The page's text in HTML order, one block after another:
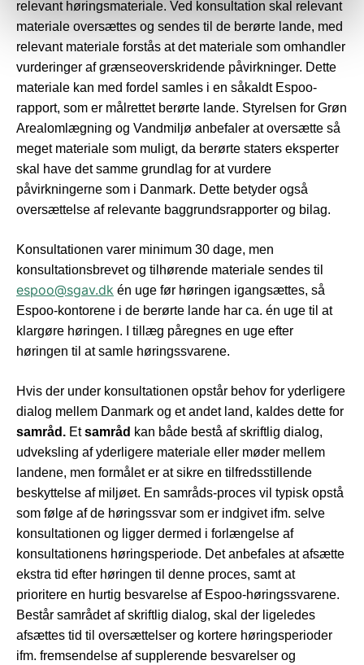
relevant høringsmateriale. Ved konsultation skal relevant
materiale oversættes og sendes til de berørte lande, med
relevant materiale forstås at det materiale som omhandler
vurderinger af grænseoverskridende påvirkninger. Dette
materiale kan med fordel samles i en såkaldt Espoo-
rapport, som er målrettet berørte lande. Styrelsen for Grøn
Arealomlægning og Vandmiljø anbefaler at oversætte så
meget materiale som muligt, da berørte staters eksperter
skal have det samme grundlag for at vurdere
påvirkningerne som i Danmark. Dette betyder også
oversættelse af relevante baggrundsrapporter og bilag.
Konsultationen varer minimum 30 dage, men
konsultationsbrevet og tilhørende materiale sendes til
espoo@sgav.dk én uge før høringen igangsættes, så
Espoo-kontorene i de berørte lande har ca. én uge til at
klargøre høringen. I tillæg påregnes en uge efter
høringen til at samle høringssvarene.
Hvis der under konsultationen opstår behov for yderligere
dialog mellem Danmark og et andet land, kaldes dette for
samråd. Etsamråd kan både bestå af skriftlig dialog,
udveksling af yderligere materiale eller møder mellem
landene, men formålet er at sikre en tilfredsstillende
beskyttelse af miljøet. En samråds-proces vil typisk opstå
som følge af de høringssvar som er indgivet ifm. selve
konsultationen og ligger dermed i forlængelse af
konsultationens høringsperiode. Det anbefales at afsætte
ekstra tid efter høringen til denne proces, samt at
prioritere en hurtig besvarelse af Espoo-høringssvarene.
Består samrådet af skriftlig dialog, skal der ligeledes
afsættes tid til oversættelser og kortere høringsperioder
ifm. fremsendelse af supplerende besvarelser og